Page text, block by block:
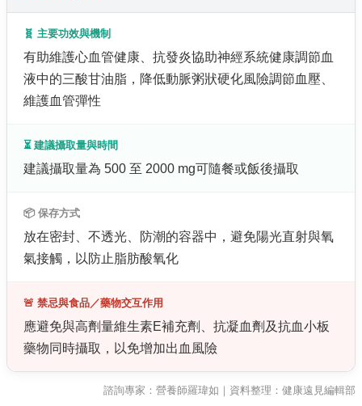
🧬 主要功效與機制
有助維護心血管健康、抗發炎協助神經系統健康調節血
液中的三酸甘油脂，降低動脈粥狀硬化風險調節血壓、
維護血管彈性
⏳ 建議攝取量與時間
建議攝取量為 500 至 2000 mg可隨餐或飯後攝取
📦 保存方式
放在密封、不透光、防潮的容器中，避免陽光直射與氧
氣接觸，以防止脂肪酸氧化
🚨 禁忌與食品／藥物交互作用
應避免與高劑量維生素E補充劑、抗凝血劑及抗血小板
藥物同時攝取，以免增加出血風險
諮詢專家：營養師羅瑋如｜資料整理：健康遠見編輯部